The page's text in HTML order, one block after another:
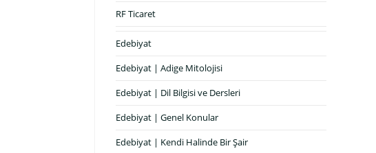
RF Ticaret
Edebiyat
Edebiyat | Adige Mitolojisi
Edebiyat | Dil Bilgisi ve Dersleri
Edebiyat | Genel Konular
Edebiyat | Kendi Halinde Bir Şair